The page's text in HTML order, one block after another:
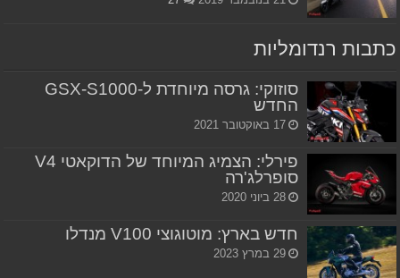
כתבות רנדומליות
סוזוקי: גרסה מיוחדת ל-GSX-S1000
החדש
17 באוקטובר 2021
פירלי: הצמיג המיוחד של הדוקאטי V4
סופרלג'רה
28 ביוני 2020
חדש בארץ: מוטוגוצי V100 מנדלו
29 במרץ 2023